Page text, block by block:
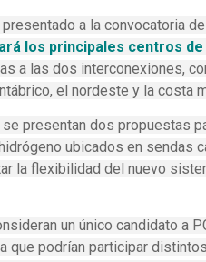
presentado a la convocatoria
los principales centros
a las dos interconexiones,
el nordeste y la costa
presentan dos propuestas
ubicados en sendas
la flexibilidad del nuevo
un único candidato a
que podrían participar